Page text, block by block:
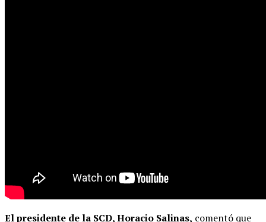
El presidente de la SCD, Horacio Salinas, comentó que